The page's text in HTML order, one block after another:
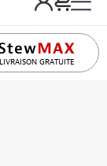
LIVRAISON GRATUITE